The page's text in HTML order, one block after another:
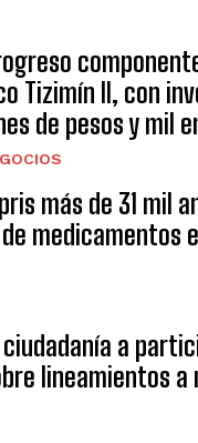
Tizimín II, con
de pesos y mil
más de 31 mil
medicamentos
ciudadanía a
lineamientos a